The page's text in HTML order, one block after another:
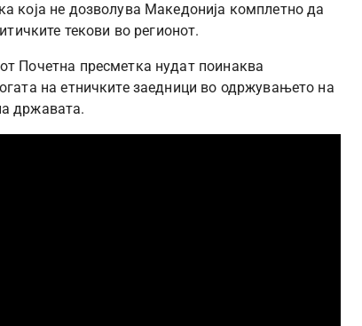
која не дозволува Македонија комплетно да
текови во регионот.
Почетна пресметка нудат поинаква
на етничките заедници во одржувањето на
државата.